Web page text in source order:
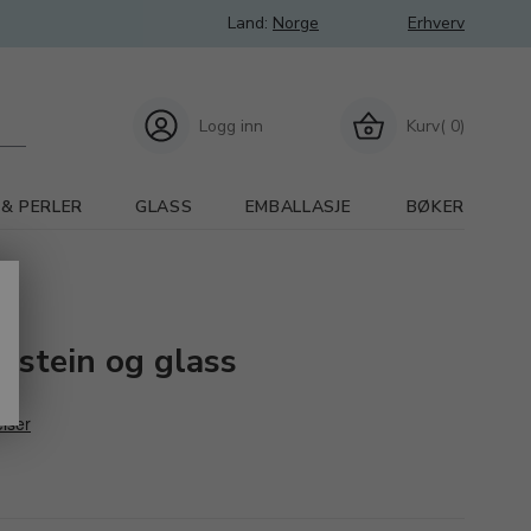
Land: Norge Erhverv
Kurv( 0)
Logg inn
PERLER GLASS EMBALLASJE BØKER
og glass